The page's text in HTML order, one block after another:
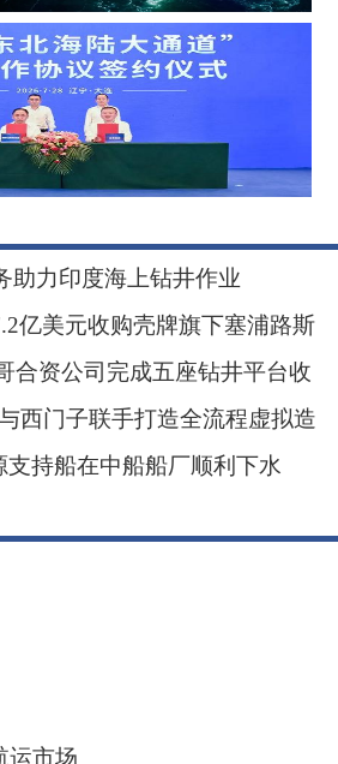
司完成五座钻井平台收购，交易
2.87亿美元
阳局，落地多项重点合作项目
助力印度海上钻井作业
亿美元收购壳牌旗下塞浦路斯
合资公司完成五座钻井平台收
元西门子联手打造全流程虚拟造
支持船在中船船厂顺利下水
运市场